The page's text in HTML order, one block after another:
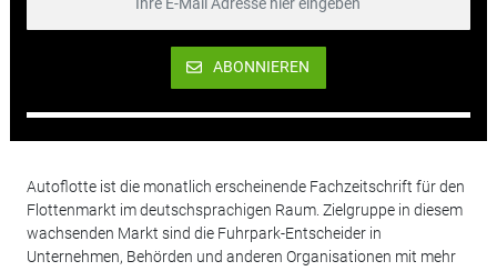
ABONNIEREN
Autoflotte ist die monatlich erscheinende Fachzeitschrift für den
Flottenmarkt im deutschsprachigen Raum. Zielgruppe in diesem
wachsenden Markt sind die Fuhrpark-Entscheider in
Unternehmen, Behörden und anderen Organisationen mit mehr